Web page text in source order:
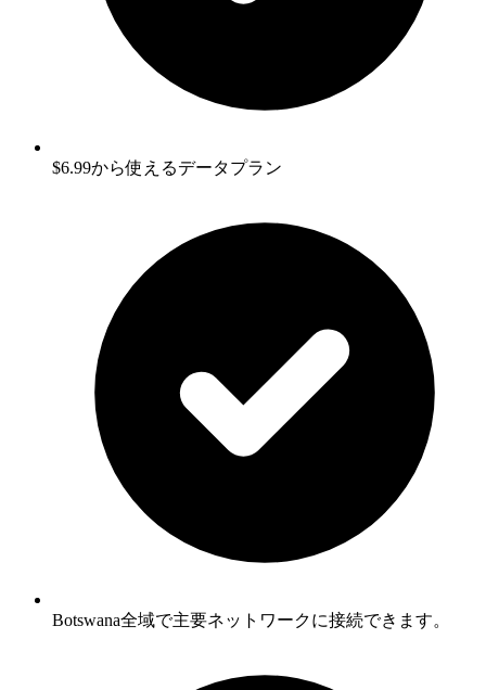
$6.99から使えるデータプラン
Botswana全域で主要ネットワークに接続できます。